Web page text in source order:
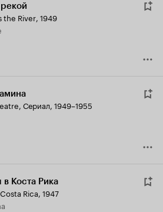
the River, 1949
, Сериал, 1949–1955
в Коста Рика
Rica, 1947